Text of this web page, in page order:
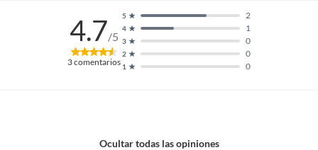
4.7/5
3comentarios 1 0
2 0
3 0
4 1
5 2
Ocultar todas las opiniones